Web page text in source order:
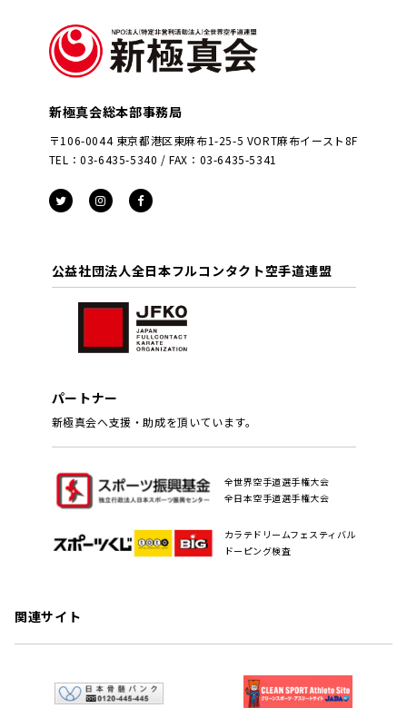
新極真会総本部事務局
〒106-0044 東京都港区東麻布1-25-5 VORT麻布イースト8F
TEL：03-6435-5340 / FAX：03-6435-5341
公益社団法人全日本フルコンタクト空手道連盟
パートナー
新極真会へ支援・助成を頂いています。
全世界空手道選手権大会
全日本空手道選手権大会
カラテドリームフェスティバル
ドーピング検査
関連サイト